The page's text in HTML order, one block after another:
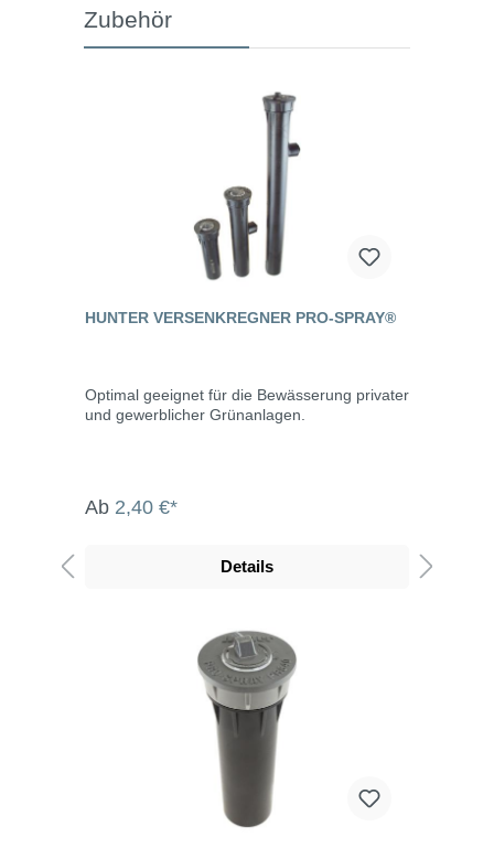
Zubehör
HUNTER VERSENKREGNER PRO-SPRAY®
Optimal geeignet für die Bewässerung privater
und gewerblicher Grünanlagen.
Ab 2,40 €*
Details